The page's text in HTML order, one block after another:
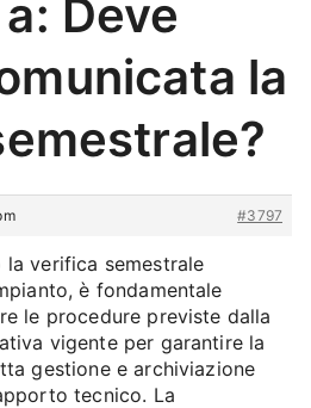
Deve
la
#3797
la verifica semestrale
è fondamentale
le procedure previste dalla
vigente per garantire la
gestione e archiviazione
tecnico. La